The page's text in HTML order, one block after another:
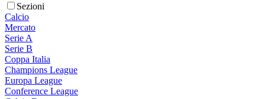
Sezioni
Calcio
Mercato
Serie A
Serie B
Coppa Italia
Champions League
Europa League
Conference League